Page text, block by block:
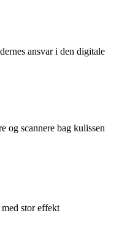
ansvar i den digitale
og scannere bag kulissen
stor effekt